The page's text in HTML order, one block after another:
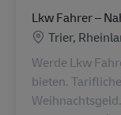
Lkw Fahrer –
Ubicación
Trier,
Werde Lkw
bieten.